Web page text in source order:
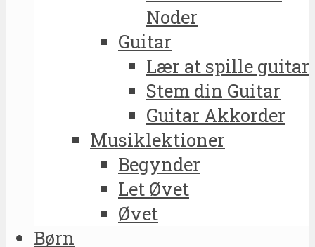
Noder
Guitar
Lær at spille guitar
Stem din Guitar
Guitar Akkorder
Musiklektioner
Begynder
Let Øvet
Øvet
Børn